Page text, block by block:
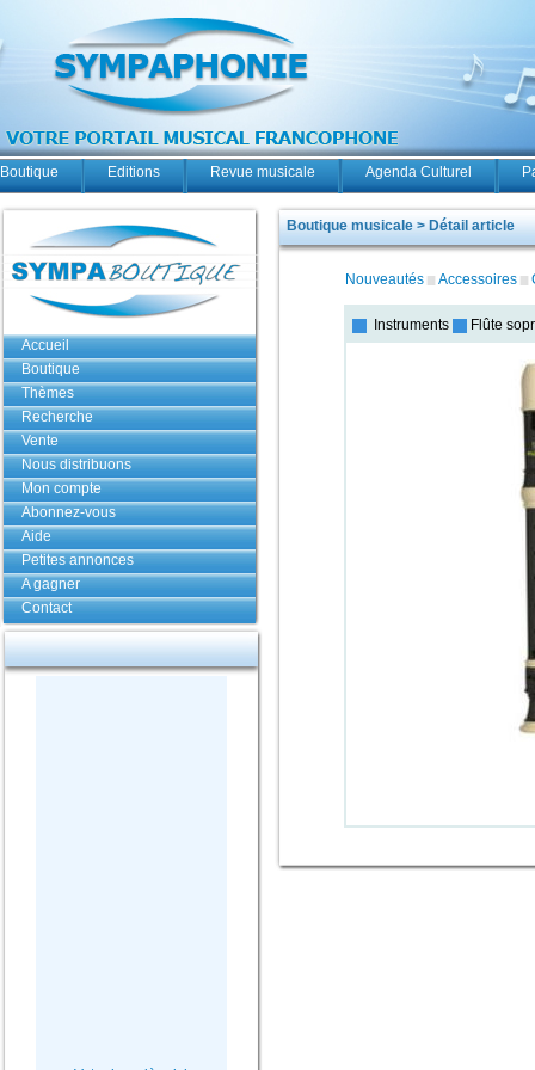
Boutique Editions Revue musicale Agenda Culturel
Accueil
Boutique
Thèmes
Recherche
Vente
Nous distribuons
Mon compte
Abonnez-vous
Aide
Petites annonces
A gagner
Contact
Boutique musicale > Détail article
Nouveautés Accessoires
Instruments Flûte